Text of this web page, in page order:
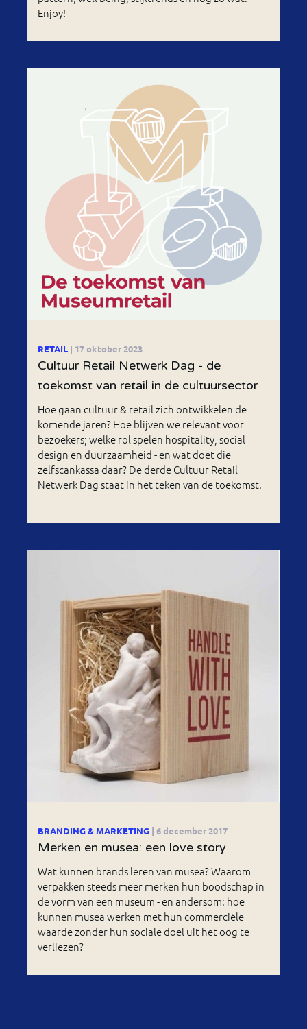
Enjoy!
RETAIL | 17 oktober 2023
Cultuur Retail Netwerk Dag - de
toekomst van retail in de cultuursector
Hoe gaan cultuur & retail zich ontwikkelen de
komende jaren? Hoe blijven we relevant voor
bezoekers; welke rol spelen hospitality, social
design en duurzaamheid - en wat doet die
zelfscankassa daar? De derde Cultuur Retail
Netwerk Dag staat in het teken van de toekomst.
BRANDING & MARKETING | 6 december 2017
Merken en musea: een love story
Wat kunnen brands leren van musea? Waarom
verpakken steeds meer merken hun boodschap in
de vorm van een museum - en andersom: hoe
kunnen musea werken met hun commerciële
waarde zonder hun sociale doel uit het oog te
verliezen?